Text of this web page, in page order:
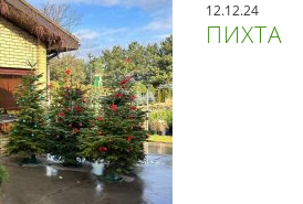
12.12.24
ПИХТА